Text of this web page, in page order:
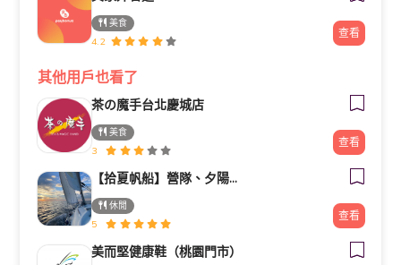
美食
4.2
查看
其他用戶也看了
茶の魔手台北慶城店
美食
3
查看
【拾夏帆船】營隊、夕陽團、包船、客製化帆船體驗（預約制）
休閒
5
查看
美而堅健康鞋（桃園門市）